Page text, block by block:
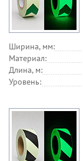
Ширина, мм:
Материал:
Длина, м:
Уровень: